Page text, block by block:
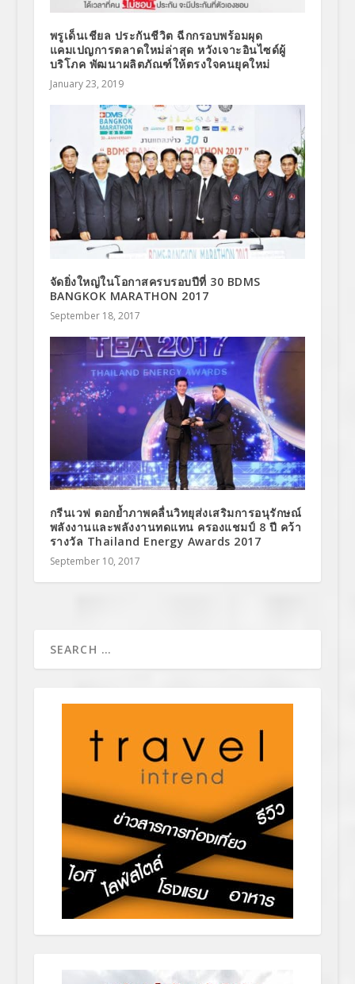
พรูเด็นเชียล ประกันชีวิต ฉีกกรอบพร้อมผุด
แคมเปญการตลาดใหม่ล่าสุด หวังเจาะอินไซด์ผู้
บริโภค พัฒนาผลิตภัณฑ์ให้ตรงใจคนยุคใหม่
January 23, 2019
จัดยิ่งใหญ่ในโอกาสครบรอบปีที่ 30 BDMS
BANGKOK MARATHON 2017
September 18, 2017
กรีนเวฟ ตอกย้ำภาพคลื่นวิทยุส่งเสริมการอนุรักษณ์
พลังงานและพลังงานทดแทน ครองแชมป์ 8 ปี คว้า
รางวัล Thailand Energy Awards 2017
September 10, 2017